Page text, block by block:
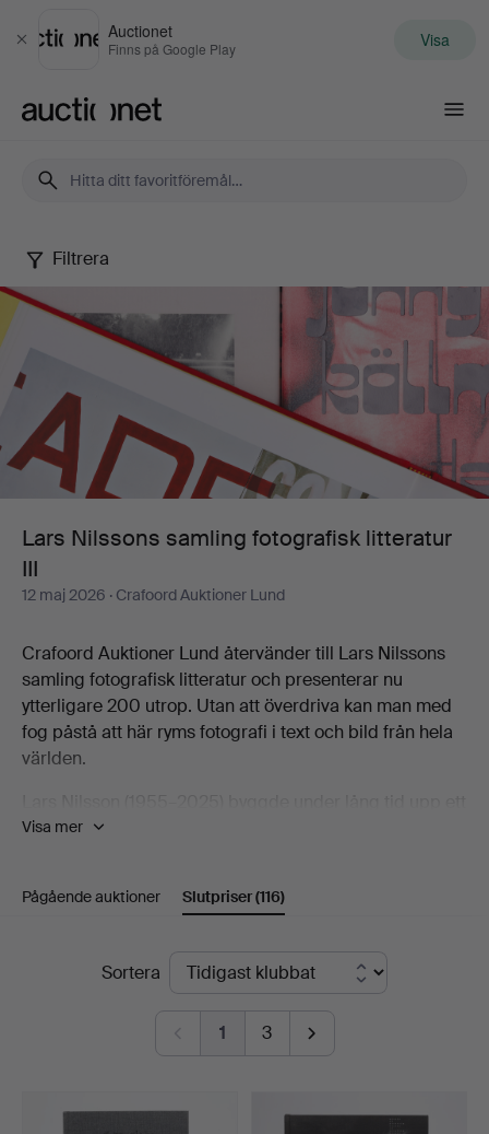
Stäng
Auctionet
Finns på Google Play Visa
Lars
Nilssons
samling
fotografisk
litteratur
III
Filtrera
Lars Nilssons samling fotografisk litteratur
III
12 maj 2026 · Crafoord Auktioner Lund
Crafoord Auktioner Lund återvänder till Lars Nilssons
samling fotografisk litteratur och presenterar nu
ytterligare 200 utrop. Utan att överdriva kan man med
fog påstå att här ryms fotografi i text och bild från hela
världen.
imponerande bibliotek i ämnet och för den som när ett
färg och form.
Visa mer
Pågående auktioner Slutpriser(116)
SlutpriserSortera
1 3